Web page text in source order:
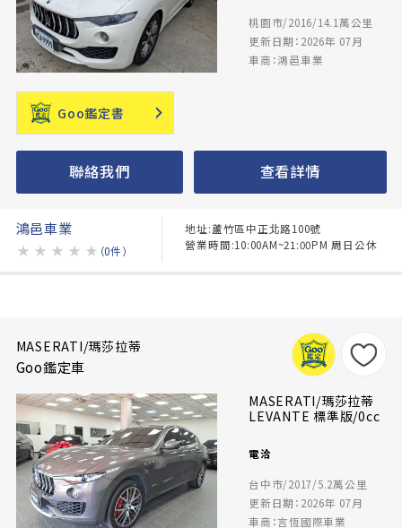
桃園市/2016/14.1萬公里
更新日期：2026年 07月
車商：鴻邑車業
Goo鑑定書
聯絡我們 查看詳情
鴻邑車業
★ ★ ★ ★ ★ （0件）
地址:蘆竹區中正北路100號
營業時間:10:00AM~21:00PM 周日公休
MASERATI/瑪莎拉蒂
Goo鑑定車
MASERATI/瑪莎拉蒂
LEVANTE 標準版/0cc
電洽
台中市/2017/5.2萬公里
更新日期：2026年 07月
車商：言恆國際車業